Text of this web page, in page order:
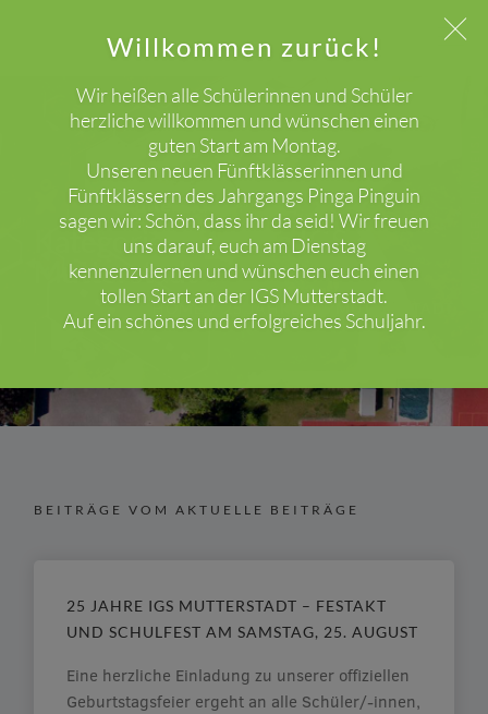
Willkommen zurück!
Wir heißen alle Schülerinnen und Schüler
herzliche willkommen und wünschen einen
guten Start am Montag.
Unseren neuen Fünftklässerinnen und
Fünftklässern des Jahrgangs Pinga Pinguin
sagen wir: Schön, dass ihr da seid! Wir freuen
uns darauf, euch am Dienstag
kennenzulernen und wünschen euch einen
tollen Start an der IGS Mutterstadt.
Auf ein schönes und erfolgreiches Schuljahr.
Kategorie: 25 Jahre IGS
Mutterstadt
HOME 25 JAHRE IGS MUTTERSTADT
BEITRÄGE VOM AKTUELLE BEITRÄGE
25 JAHRE IGS MUTTERSTADT – FESTAKT
UND SCHULFEST AM SAMSTAG, 25. AUGUST
Eine herzliche Einladung zu unserer offiziellen
Geburtstagsfeier ergeht an alle Schüler/-innen,